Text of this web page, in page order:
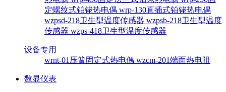
定螺纹式铂铑热电偶 wrp-130直插式铂铑热电偶
wzpsd-218卫生型温度传感器 wzpsb-218卫生型温度
传感器 wzps-418卫生型温度传感器
设备专用
wrnt-01压簧固定式热电偶 wzcm-201端面热电阻
数显仪表